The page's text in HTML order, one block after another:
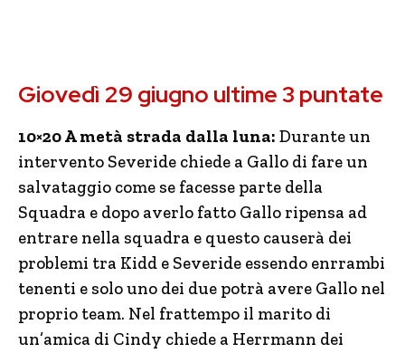
Giovedì 29 giugno ultime 3 puntate
10×20 A metà strada dalla luna: Durante un
intervento Severide chiede a Gallo di fare un
salvataggio come se facesse parte della
Squadra e dopo averlo fatto Gallo ripensa ad
entrare nella squadra e questo causerà dei
problemi tra Kidd e Severide essendo enrrambi
tenenti e solo uno dei due potrà avere Gallo nel
proprio team. Nel frattempo il marito di
un’amica di Cindy chiede a Herrmann dei